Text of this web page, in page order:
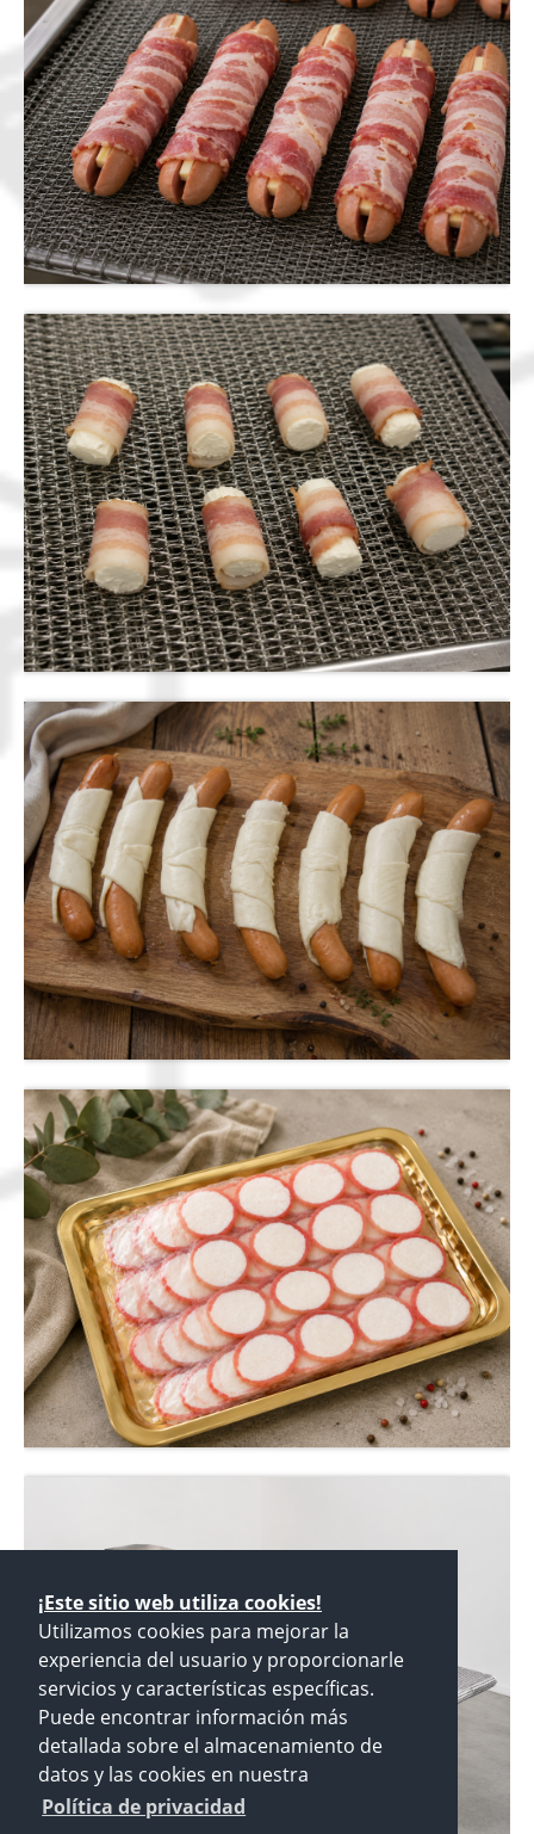
¡Este sitio web utiliza cookies!
Utilizamos cookies para mejorar la
experiencia del usuario y proporcionarle
servicios y características específicas.
Puede encontrar información más
detallada sobre el almacenamiento de
datos y las cookies en nuestra
Política de privacidad